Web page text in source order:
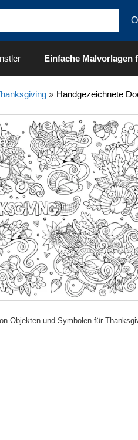
Einfache Malvorlagen
» Handgezeichnete
Objekten und Symbolen für